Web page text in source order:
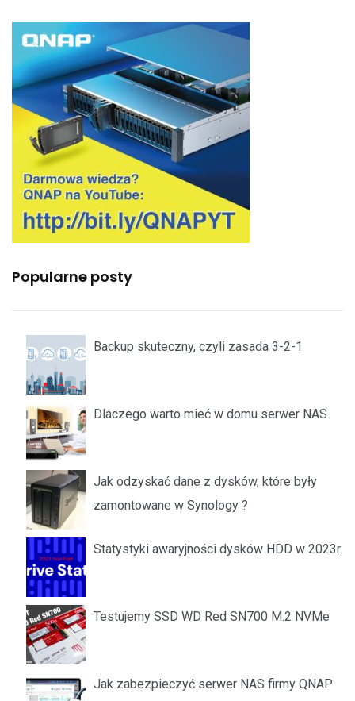
Popularne posty
Backup skuteczny, czyli zasada 3-2-1
Dlaczego warto mieć w domu serwer NAS
Jak odzyskać dane z dysków, które były
zamontowane w Synology ?
Statystyki awaryjności dysków HDD w 2023r.
Testujemy SSD WD Red SN700 M.2 NVMe
Jak zabezpieczyć serwer NAS firmy QNAP